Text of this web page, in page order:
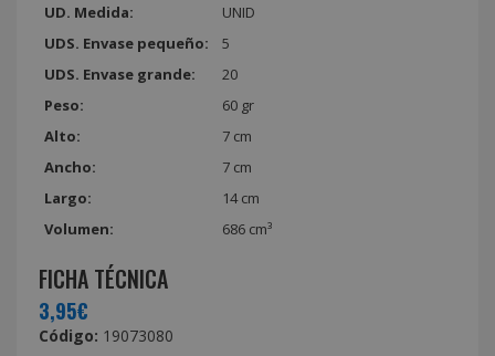
UD. Medida:
UNID
UDS. Envase pequeño:
5
UDS. Envase grande:
20
Peso:
60 gr
Alto:
7 cm
Ancho:
7 cm
Largo:
14 cm
Volumen:
686 cm³
FICHA TÉCNICA
3,95€
Código: 19073080